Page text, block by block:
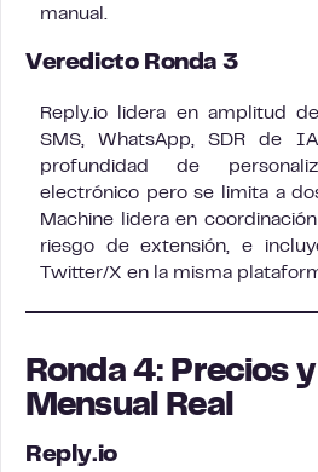
manual.
Veredicto Ronda 3
Reply.io lidera en amplitud
SMS, WhatsApp, SDR de
profundidad de
electrónico pero se limita a
Machine lidera en
riesgo de extensión, e
Twitter/X en la misma
Ronda 4: Precios
Mensual Real
Reply.io